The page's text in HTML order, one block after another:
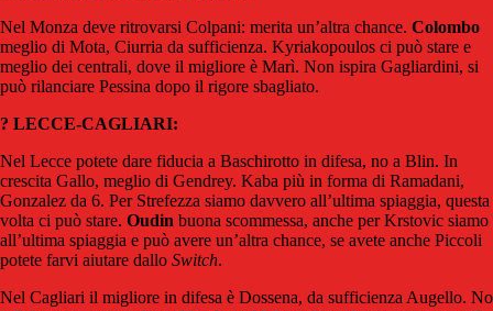
Nel Monza deve ritrovarsi Colpani: merita un’altra chance. Colombo
meglio di Mota, Ciurria da sufficienza. Kyriakopoulos ci può stare e
meglio dei centrali, dove il migliore è Marì. Non ispira Gagliardini, si
può rilanciare Pessina dopo il rigore sbagliato.
? LECCE-CAGLIARI:
Nel Lecce potete dare fiducia a Baschirotto in difesa, no a Blin. In
crescita Gallo, meglio di Gendrey. Kaba più in forma di Ramadani,
Gonzalez da 6. Per Strefezza siamo davvero all’ultima spiaggia, questa
volta ci può stare. Oudin buona scommessa, anche per Krstovic siamo
all’ultima spiaggia e può avere un’altra chance, se avete anche Piccoli
potete farvi aiutare dallo Switch.
Nel Cagliari il migliore in difesa è Dossena, da sufficienza Augello. No